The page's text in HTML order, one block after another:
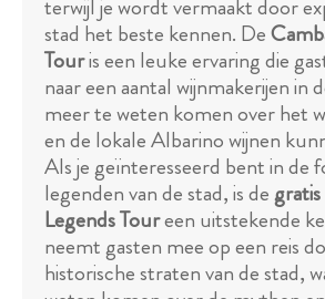
terwijl je wordt vermaakt door
stad het beste kennen. De
Touris een leuke ervaring die
naar een aantal wijnmakerijen in
meer te weten komen over het
en de lokale Albarino wijnen
Als je geïnteresseerd bent in de
legenden van de stad, is de
Legends Toureen uitstekende
neemt gasten mee op een reis
historische straten van de stad,